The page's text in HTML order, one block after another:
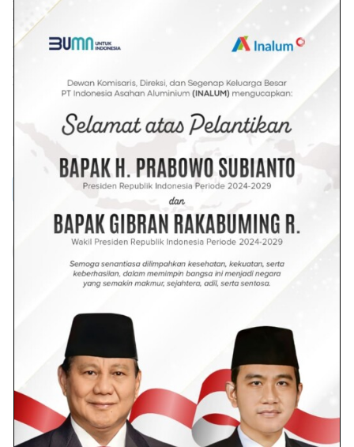
Manajemen Energi. INALUM mendapatkan penghargaan
Nasional Laporan dan Komitmen Dalam Penerapan
Manajemen Energi di bidang efisiensi energi pada tahun
2019 dari Kementerian Energi dan Sumber Daya Mineral
Republik Indonesia. (Red)
408
Eco-Inovasi PLTA Paritohan Kajian LCA
Bundarantimes@gmail.com
Redaksi